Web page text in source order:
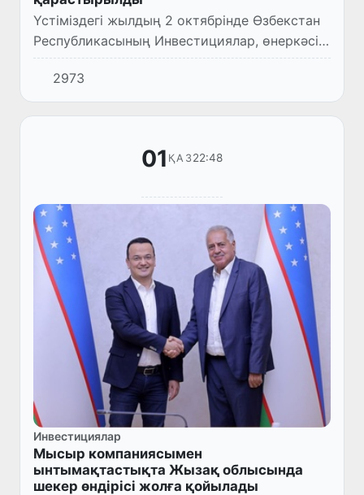
Үстіміздегі жылдың 2 октябрінде Өзбекстан
Республикасының Инвестициялар, өнеркәсіп
және сауда министрлігінде министр Лазиз
Кудратов пен Индонезия Республикасының
Туризм және креати...
2973
01 ҚАЗ22:48
Инвестициялар
Мысыр компаниясымен
ынтымақтастықта Жызақ облысында
шекер өндірісі жолға қойылады